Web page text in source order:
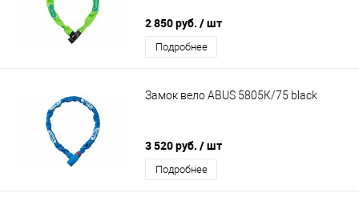
2 850 руб. / шт
Подробнее
Замок вело ABUS 5805К/75 black
3 520 руб. / шт
Подробнее